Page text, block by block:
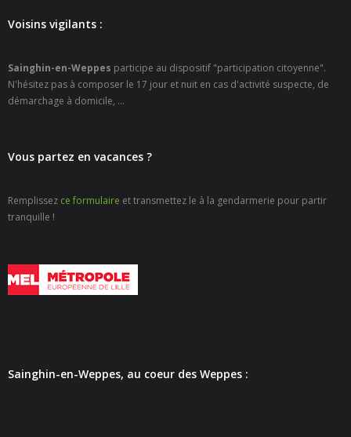
- Emploi Insertion Jeunes
- - la Mission Locale Métropole Sud
- Locations de salles
- Parc et aires de jeux
- Police Municipale
Voisins vigilants :
Sainghin-en-Weppes participe au dispositif "participation citoyenne".
N'hésitez pas à composer le 17 jour et nuit en cas d'activité suspecte, de
démarchage à domicile, ...
Vous partez en vacances ?
Remplissez ce formulaire et transmettez le à la gendarmerie pour partir
tranquille !
Sainghin-en-Weppes, au coeur des Weppes :